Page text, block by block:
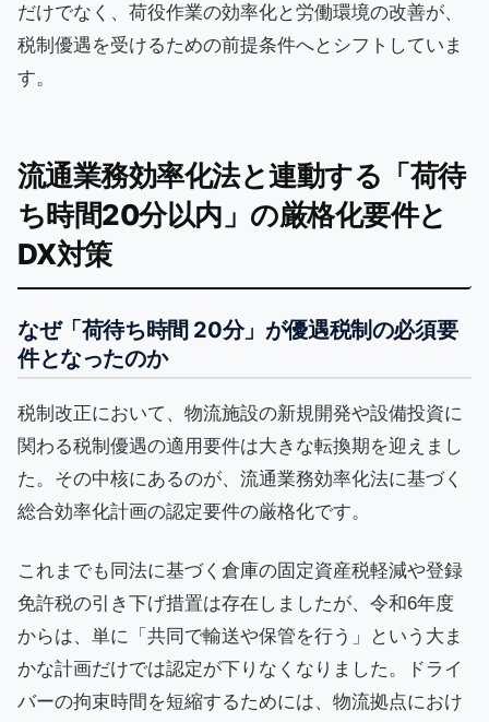
だけでなく、荷役作業の効率化と労働環境の改善が、
税制優遇を受けるための前提条件へとシフトしていま
す。
流通業務効率化法と連動する「荷待
ち時間20分以内」の厳格化要件と
DX対策
なぜ「荷待ち時間 20分」が優遇税制の必須要
件となったのか
税制改正において、物流施設の新規開発や設備投資に
関わる税制優遇の適用要件は大きな転換期を迎えまし
た。その中核にあるのが、流通業務効率化法に基づく
総合効率化計画の認定要件の厳格化です。
これまでも同法に基づく倉庫の固定資産税軽減や登録
免許税の引き下げ措置は存在しましたが、令和6年度
からは、単に「共同で輸送や保管を行う」という大ま
かな計画だけでは認定が下りなくなりました。ドライ
バーの拘束時間を短縮するためには、物流拠点におけ